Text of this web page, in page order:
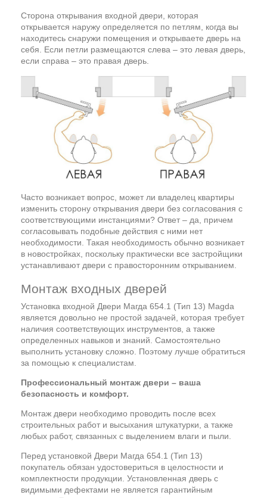
Сторона открывания входной двери, которая
открывается наружу определяется по петлям, когда вы
находитесь снаружи помещения и открываете дверь на
себя. Если петли размещаются слева – это левая дверь,
если справа – это правая дверь.
Часто возникает вопрос, может ли владелец квартиры
изменить сторону открывания двери без согласования с
соответствующими инстанциями? Ответ – да, причем
согласовывать подобные действия с ними нет
необходимости. Такая необходимость обычно возникает
в новостройках, поскольку практически все застройщики
устанавливают двери с правосторонним открыванием.
Монтаж входных дверей
Установка входной Двери Магда 654.1 (Тип 13) Magda
является довольно не простой задачей, которая требует
наличия соответствующих инструментов, а также
определенных навыков и знаний. Самостоятельно
выполнить установку сложно. Поэтому лучше обратиться
за помощью к специалистам.
Профессиональный монтаж двери – ваша
безопасность и комфорт.
Монтаж двери необходимо проводить после всех
строительных работ и высыхания штукатурки, а также
любых работ, связанных с выделением влаги и пыли.
Перед установкой Двери Магда 654.1 (Тип 13)
покупатель обязан удостовериться в целостности и
комплектности продукции. Установленная дверь с
видимыми дефектами не является гарантийным